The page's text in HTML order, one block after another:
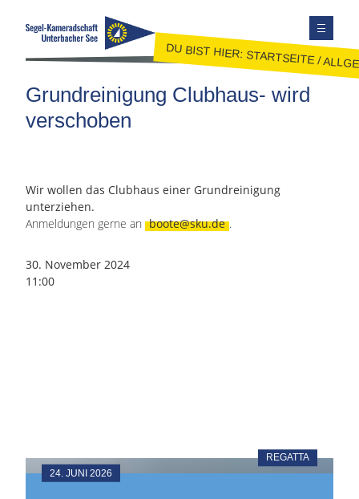
FAHRTENSEGELN
MITGLIEDER
SEITE DURCHSUCHEN
FACEBOOK
DU BIST HIER:STARTSEITE/
Grundreinigung Clubhaus- wird
verschoben
Wir wollen das Clubhaus einer Grundreinigung
unterziehen.
Anmeldungen gerne an boote@sku.de .
30. November 2024
11:00
REGATTA
24. JUNI 2026